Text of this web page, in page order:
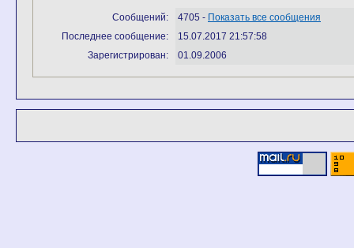
Сообщений: 4705 - Показать все сообщения
Последнее сообщение:
15.07.2017 21:57:58
Зарегистрирован:
01.09.2006